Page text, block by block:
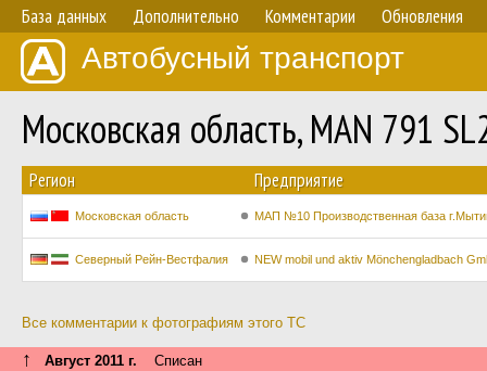
База данных Дополнительно Комментарии Обновления
Автобусный транспорт
Московская область, MAN 791
Регион Предприятие
Московская область МАП №10 Производственная база
Северный Рейн-Вестфалия NEW mobil und aktiv Mönchengladbach
Все комментарии к фотографиям этого ТС
↑ Август 2011 г. Списан